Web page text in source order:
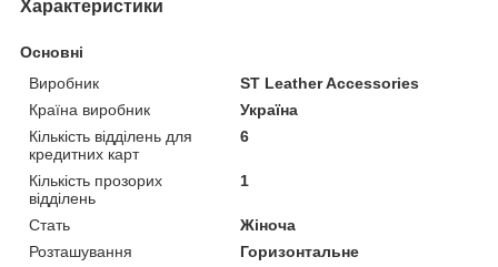
Характеристики
Основні
Виробник
ST Leather Accessories
Країна виробник
Україна
Кількість відділень для
кредитних карт
6
Кількість прозорих
відділень
1
Стать
Жіноча
Розташування
Горизонтальне